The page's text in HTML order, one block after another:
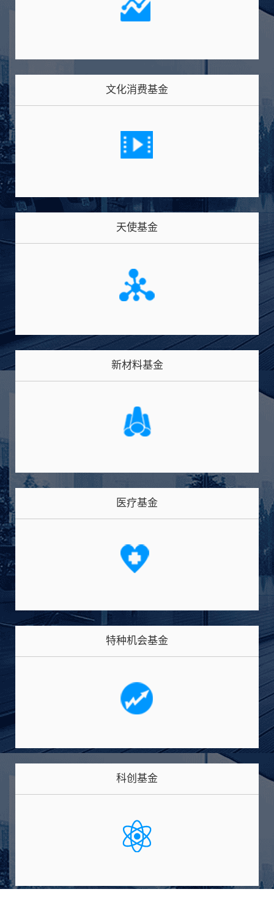
文化消费基金
天使基金
新材料基金
医疗基金
特种机会基金
科创基金